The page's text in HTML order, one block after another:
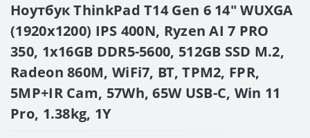
Ноутбук ThinkPad T14 Gen 6 14" WUXGA
(1920x1200) IPS 400N, Ryzen AI 7 PRO
350, 1x16GB DDR5-5600, 512GB SSD M.2,
Radeon 860M, WiFi7, BT, TPM2, FPR,
5MP+IR Cam, 57Wh, 65W USB-C, Win 11
Pro, 1.38kg, 1Y